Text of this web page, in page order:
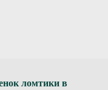
ломтики в